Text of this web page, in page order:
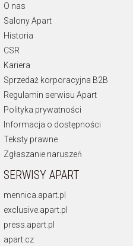
O nas
Salony Apart
Historia
CSR
Kariera
Sprzedaż korporacyjna B2B
Regulamin serwisu Apart
Polityka prywatności
Informacja o dostępności
Teksty prawne
Zgłaszanie naruszeń
SERWISY APART
mennica.apart.pl
exclusive.apart.pl
press.apart.pl
apart.cz